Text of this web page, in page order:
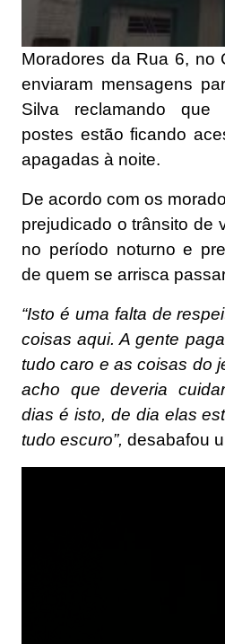
Moradores da Rua 6, no
enviaram mensagens
Silva reclamando
postes estão ficando
apagadas à noite.
De acordo com os
prejudicado o trânsito de
no período noturno e
de quem se arrisca
“Isto é uma falta de
coisas aqui. A gente
tudo caro e as coisas do
acho que deveria
dias é isto, de dia elas
tudo escuro”, desabafou